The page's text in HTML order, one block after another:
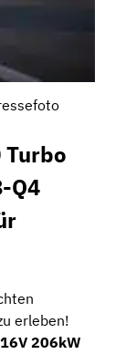
Q4
erleben!
206kW